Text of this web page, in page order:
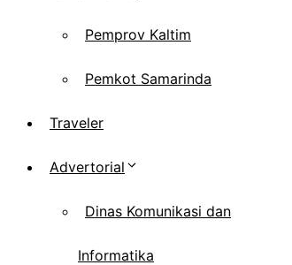
Pemprov Kaltim
Pemkot Samarinda
Traveler
Advertorial
Dinas Komunikasi dan
Informatika